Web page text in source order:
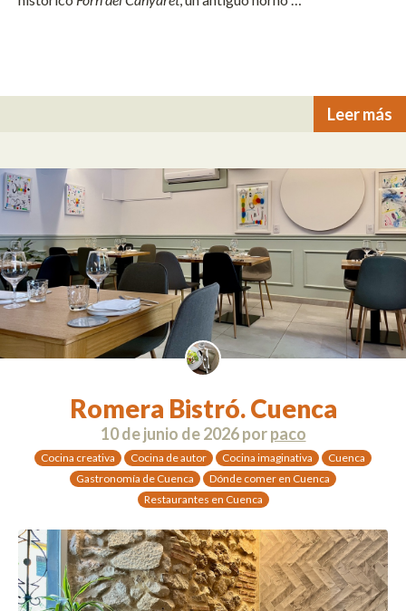
Leer más
Romera Bistró. Cuenca
10 de junio de 2026porpaco
Cocina creativa Cocina de autor Cocina imaginativa
Cuenca
Gastronomía de Cuenca
Dónde comer en Cuenca
Restaurantes en Cuenca